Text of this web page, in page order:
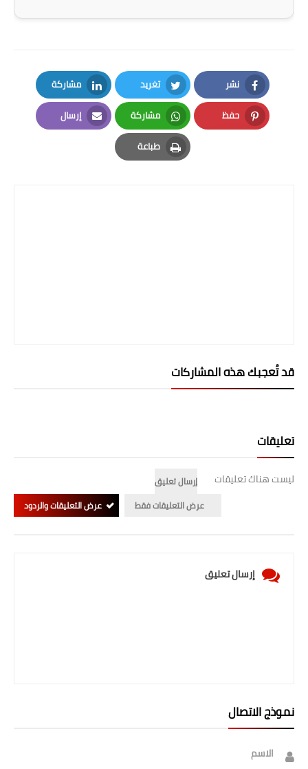
المرحلة الابتدائية
المرحلة المتوسطة
المرحلة الاعدادية
استمارة القبول المركزي
نشر
Facebook
تغريد
Twitter
مشاركة
LinkedIn
حفظ
Pinterest
مشاركة
Whatsapp
إرسال
Email
طباعة
Print
قد تُعجبك هذه المشاركات
تعليقات
ليست هناك تعليقات
إرسال تعليق
عرض التعليقات فقط
عرض التعليقات والردود
إرسال تعليق
نموذج الاتصال
الاسم